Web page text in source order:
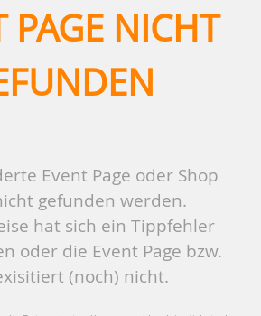
PAGE NICHT
Event Page oder Shop
gefunden werden.
hat sich ein Tippfehler
oder die Event Page bzw.
(noch) nicht.